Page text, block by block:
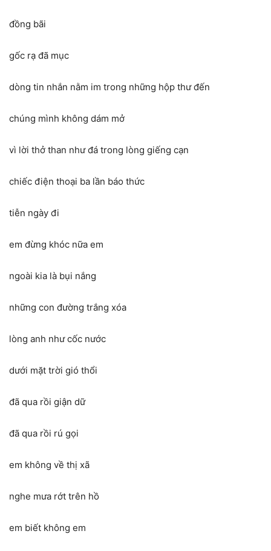
đồng bãi
gốc rạ đã mục
dòng tin nhắn nằm im trong những hộp thư đến
chúng mình không dám mở
vì lời thở than như đá trong lòng giếng cạn
chiếc điện thoại ba lần báo thức
tiễn ngày đi
em đừng khóc nữa em
ngoài kia là bụi nắng
những con đường trắng xóa
lòng anh như cốc nước
dưới mặt trời gió thổi
đã qua rồi giận dữ
đã qua rồi rú gọi
em không về thị xã
nghe mưa rớt trên hồ
em biết không em